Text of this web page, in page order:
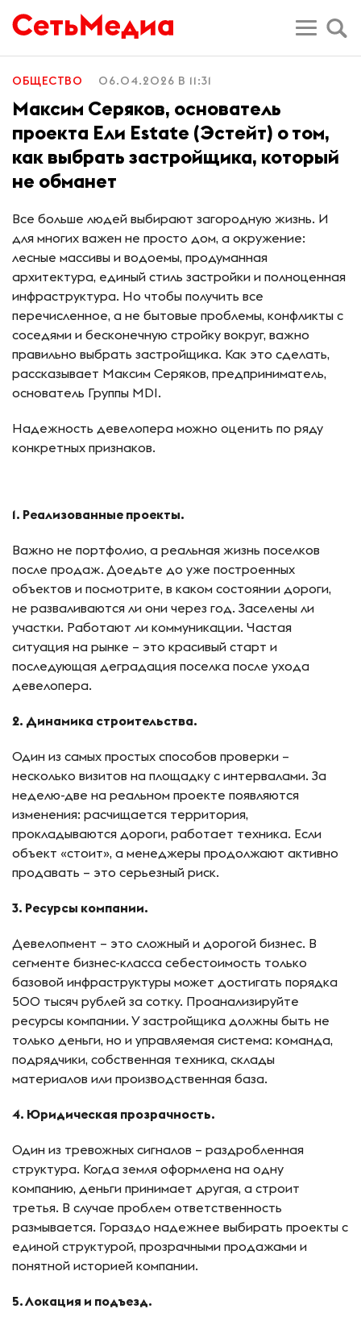
ОБЩЕСТВО 06.04.2026 В 11:31
Максим Серяков, основатель
проекта Ели Estate (Эстейт) о том,
как выбрать застройщика, который
не обманет
Все больше людей выбирают загородную жизнь. И
для многих важен не просто дом, а окружение:
лесные массивы и водоемы, продуманная
архитектура, единый стиль застройки и полноценная
инфраструктура. Но чтобы получить все
перечисленное, а не бытовые проблемы, конфликты с
соседями и бесконечную стройку вокруг, важно
правильно выбрать застройщика. Как это сделать,
рассказывает Максим Серяков, предприниматель,
основатель Группы MDI.
Надежность девелопера можно оценить по ряду
конкретных признаков.
1. Реализованные проекты.
Важно не портфолио, а реальная жизнь поселков
после продаж. Доедьте до уже построенных
объектов и посмотрите, в каком состоянии дороги,
не разваливаются ли они через год. Заселены ли
участки. Работают ли коммуникации. Частая
ситуация на рынке – это красивый старт и
последующая деградация поселка после ухода
девелопера.
2. Динамика строительства.
Один из самых простых способов проверки –
несколько визитов на площадку с интервалами. За
неделю-две на реальном проекте появляются
изменения: расчищается территория,
прокладываются дороги, работает техника. Если
объект «стоит», а менеджеры продолжают активно
продавать – это серьезный риск.
3. Ресурсы компании.
Девелопмент – это сложный и дорогой бизнес. В
сегменте бизнес-класса себестоимость только
базовой инфраструктуры может достигать порядка
500 тысяч рублей за сотку. Проанализируйте
ресурсы компании. У застройщика должны быть не
только деньги, но и управляемая система: команда,
подрядчики, собственная техника, склады
материалов или производственная база.
4. Юридическая прозрачность.
Один из тревожных сигналов – раздробленная
структура. Когда земля оформлена на одну
компанию, деньги принимает другая, а строит
третья. В случае проблем ответственность
размывается. Гораздо надежнее выбирать проекты с
единой структурой, прозрачными продажами и
понятной историей компании.
5. Локация и подъезд.